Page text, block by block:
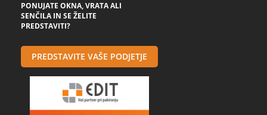
PONUJATE OKNA, VRATA ALI
SENČILA IN SE ŽELITE
PREDSTAVITI?
PREDSTAVITE VAŠE PODJETJE